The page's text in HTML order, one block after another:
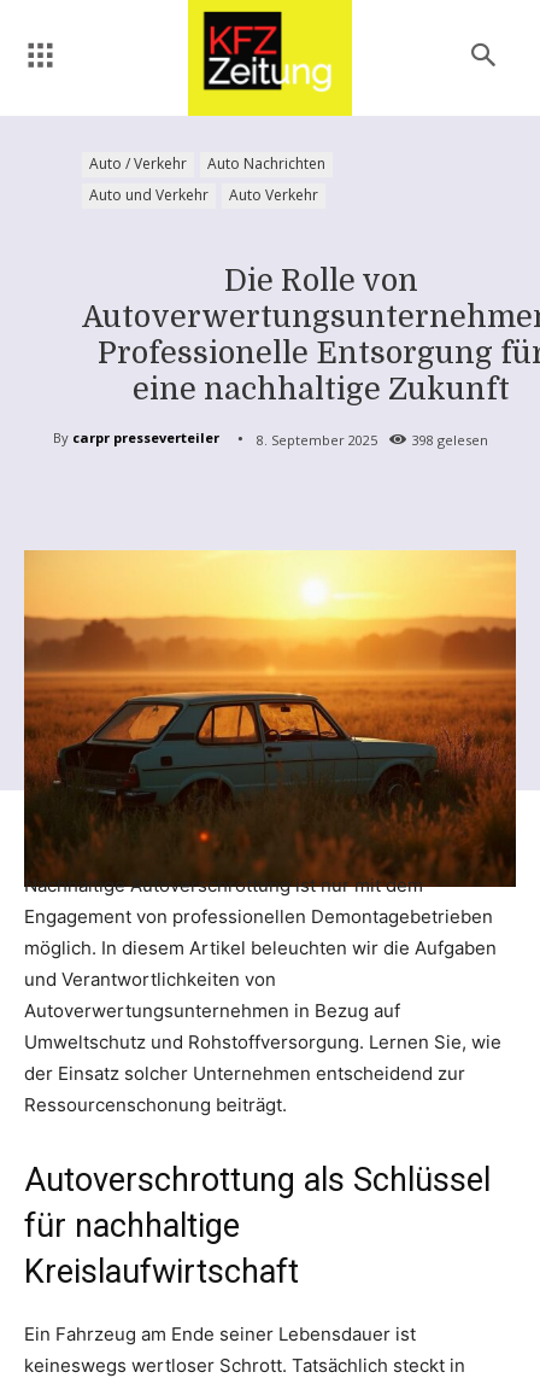
Auto / Verkehr
Auto Nachrichten
Auto und Verkehr
Auto Verkehr
Die Rolle von
Professionelle Entsorgung
eine nachhaltige Zukunft
By carpr presseverteiler 8. September 2025 398 gelesen
Nachhaltige Autoverschrottung ist nur mit dem
Engagement von professionellen Demontagebetrieben
möglich. In diesem Artikel beleuchten wir die Aufgaben
und Verantwortlichkeiten von
Autoverwertungsunternehmen in Bezug auf
Umweltschutz und Rohstoffversorgung. Lernen Sie, wie
der Einsatz solcher Unternehmen entscheidend zur
Ressourcenschonung beiträgt.
Autoverschrottung als Schlüssel
für nachhaltige
Kreislaufwirtschaft
Ein Fahrzeug am Ende seiner Lebensdauer ist
keineswegs wertloser Schrott. Tatsächlich steckt in